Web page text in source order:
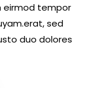
eirmod tempor
sed
duo dolores